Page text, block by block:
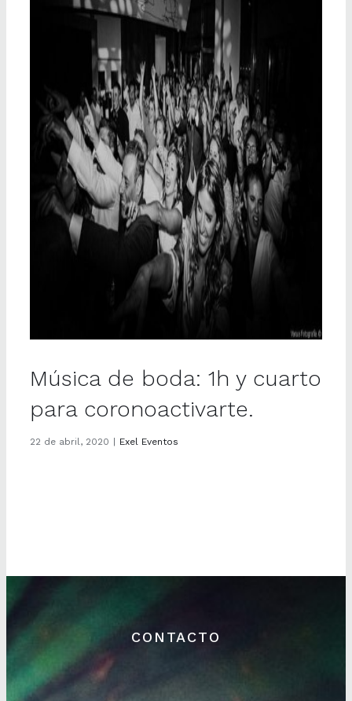
Música de boda: 1h y cuarto
para coronoactivarte.
22 de abril, 2020 Exel Eventos
CONTACTO